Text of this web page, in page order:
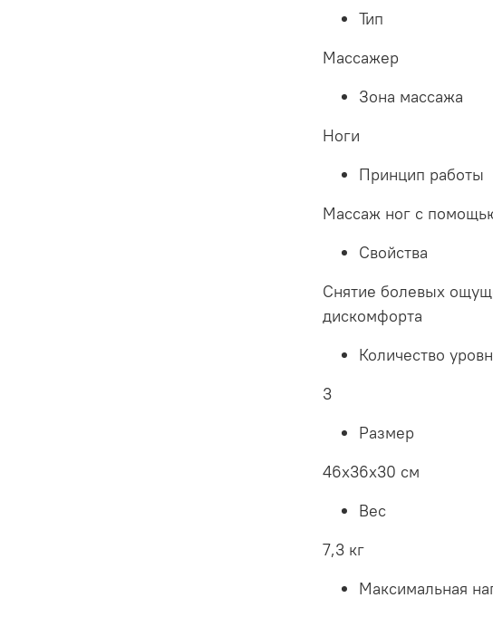
Тип
Массажер
Зона массажа
Ноги
Принцип работы
Массаж ног с
Свойства
Снятие болевых
дискомфорта
Количество
3
Размер
46х36х30 см
Вес
7,3 кг
Максимальная